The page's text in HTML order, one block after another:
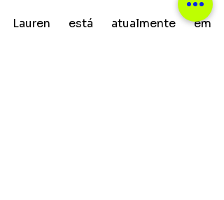
Lauren está atualmente em